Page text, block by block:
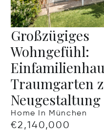
Großzügiges
Wohngefühl:
Traumgarten
Neugestaltung
Home In München
€2,140,000